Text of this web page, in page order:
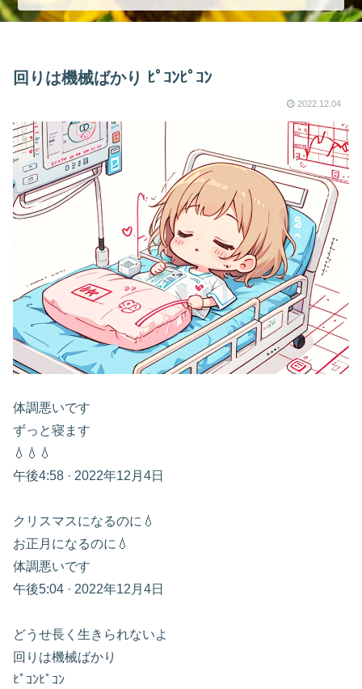
回りは機械ばかり ﾋﾟｺﾝﾋﾟｺﾝ
2022.12.04
体調悪いです
ずっと寝ます
💧💧💧
午後4:58 · 2022年12月4日
クリスマスになるのに💧
お正月になるのに💧
体調悪いです
午後5:04 · 2022年12月4日
どうせ長く生きられないよ
回りは機械ばかり
ﾋﾟｺﾝﾋﾟｺﾝ